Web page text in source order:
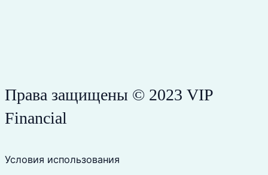
Права защищены © 2023 VIP
Financial
Условия использования